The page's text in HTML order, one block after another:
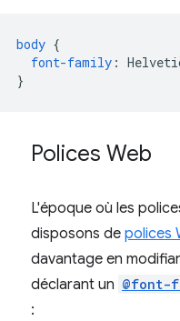
body {
font-family :
}
Polices Web
L'époque où les
disposons de polices
davantage en
déclarant un @font-
: